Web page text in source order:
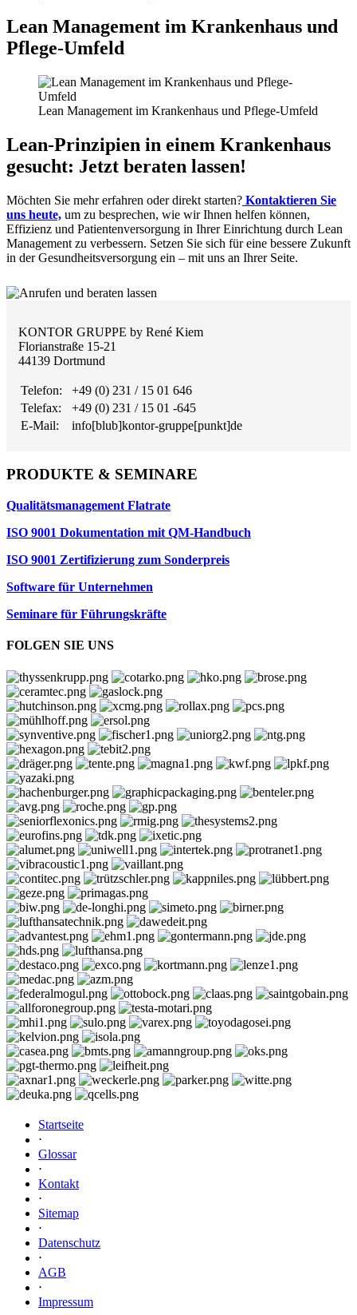
Lean Management im Krankenhaus und
Pflege-Umfeld
Lean Management im Krankenhaus und Pflege-Umfeld
Lean-Prinzipien in einem Krankenhaus
gesucht: Jetzt beraten lassen!
Möchten Sie mehr erfahren oder direkt starten? Kontaktieren Sie
uns heute, um zu besprechen, wie wir Ihnen helfen können,
Effizienz und Patientenversorgung in Ihrer Einrichtung durch Lean
Management zu verbessern. Setzen Sie sich für eine bessere Zukunft
in der Gesundheitsversorgung ein – mit uns an Ihrer Seite.
KONTOR GRUPPE by René Kiem
Florianstraße 15-21
44139 Dortmund
Telefon:
+49 (0) 231 / 15 01 646
Telefax:
+49 (0) 231 / 15 01 -645
E-Mail:
info[blub]kontor-gruppe[punkt]de
PRODUKTE & SEMINARE
Qualitätsmanagement Flatrate
ISO 9001 Dokumentation mit QM-Handbuch
ISO 9001 Zertifizierung zum Sonderpreis
Software für Unternehmen
Seminare für Führungskräfte
FOLGEN SIE UNS
Startseite
⋅
Glossar
⋅
Kontakt
⋅
Sitemap
⋅
Datenschutz
⋅
AGB
⋅
Impressum